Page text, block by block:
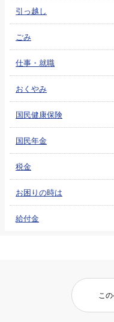
引っ越し
ごみ
仕事・就職
おくやみ
国民健康保険
国民年金
税金
お困りの時は
給付金
こ